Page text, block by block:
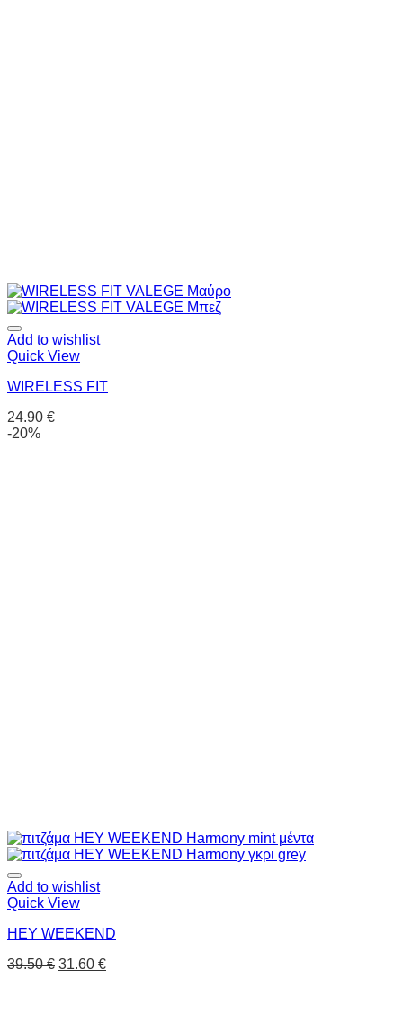
Add to wishlist
Quick View
WIRELESS FIT
24.90 €
-20%
Add to wishlist
Quick View
HEY WEEKEND
39.50€ 31.60 €